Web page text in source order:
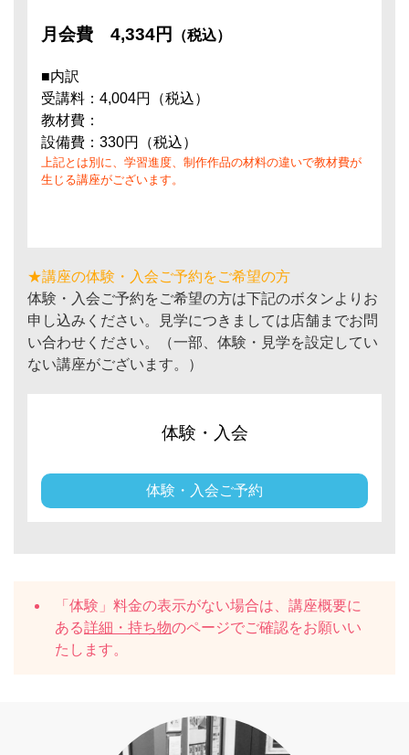
月会費 4,334円 （税込）
■内訳
受講料：4,004円（税込）
教材費：
設備費：330円（税込）
上記とは別に、学習進度、制作作品の材料の違いで教材費が
生じる講座がございます。
★講座の体験・入会ご予約をご希望の方
体験・入会ご予約をご希望の方は下記のボタンよりお
申し込みください。見学につきましては店舗までお問
い合わせください。（一部、体験・見学を設定してい
ない講座がございます。）
体験・入会
体験・入会ご予約
「体験」料金の表示がない場合は、講座概要に
ある詳細・持ち物のページでご確認をお願いい
たします。